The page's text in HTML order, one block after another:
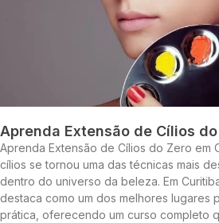
Aprenda Extensão de Cílios
Aprenda Extensão de Cílios do Zero em
cílios se tornou uma das técnicas mais
dentro do universo da beleza. Em
destaca como um dos melhores lugares
prática, oferecendo um curso completo